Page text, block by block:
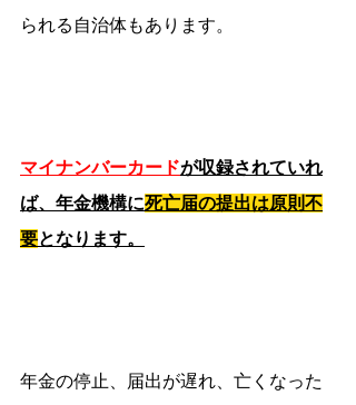
られる自治体もあります。
マイナンバーカードが収録されていれ
ば、年金機構に死亡届の提出は原則不
要となります。
年金の停止、届出が遅れ、亡くなった